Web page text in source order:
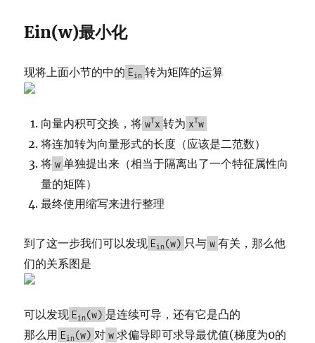
Ein(w)最小化
现将上面小节的中的 Ein 转为矩阵的运算
向量内积可交换，将 wTx 转为 xTw
将连加转为向量形式的长度（应该是二范数）
将 w 单独提出来（相当于隔离出了一个特征属性向
量的矩阵）
最终使用缩写来进行整理
到了这一步我们可以发现 Ein(w) 只与 w 有关，那么他
们的关系图是
可以发现 Ein(w) 是连续可导，还有它是凸的
那么用 Ein(w) 对 w 求偏导即可求导最优值(梯度为0的